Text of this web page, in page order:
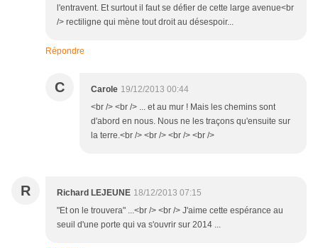
l'entravent. Et surtout il faut se défier de cette large avenue<br
/> rectiligne qui mène tout droit au désespoir...
Répondre
C Carole 19/12/2013 00:44
<br /> <br /> ... et au mur ! Mais les chemins sont
d'abord en nous. Nous ne les traçons qu'ensuite sur
la terre.<br /> <br /> <br /> <br />
R Richard LEJEUNE 18/12/2013 07:15
"Et on le trouvera" ...<br /> <br /> J'aime cette espérance au
seuil d'une porte qui va s'ouvrir sur 2014 ...